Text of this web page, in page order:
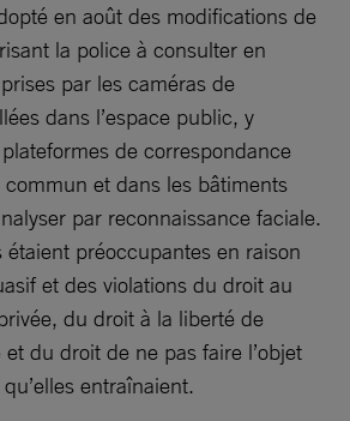
en août des modifications de
la police à consulter en
par les caméras de
dans l’espace public, y
de correspondance
et dans les bâtiments
par reconnaissance faciale.
étaient préoccupantes en raison
et des violations du droit au
du droit à la liberté de
du droit de ne pas faire l’objet
entraînaient.